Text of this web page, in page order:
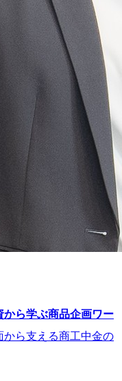
ら学ぶ商品企画ワー
から支える商工中金の